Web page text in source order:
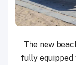
The new
fully